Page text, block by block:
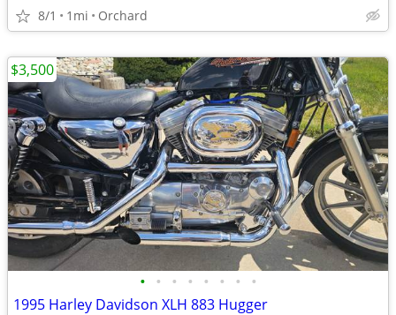
8/1 1mi Orchard
• • • • • • • •
1995 Harley Davidson XLH 883 Hugger
$3,500